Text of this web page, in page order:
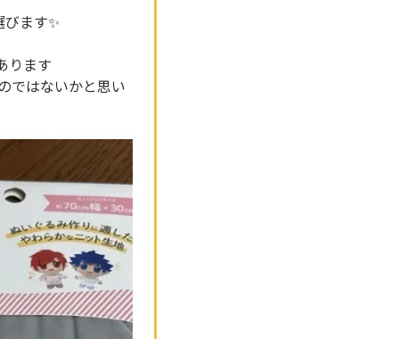
ます✨
ります
ではないかと思い